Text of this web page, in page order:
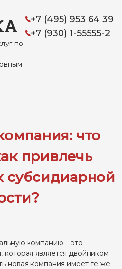
по
+7 (495) 953 64 39
+7 (930) 1-55555-2
что
привлечь
субсидиарной
компанию – это
которая является двойником
новая компания имеет те же